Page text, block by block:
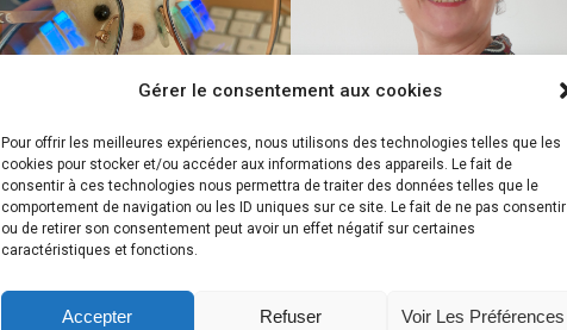
Gérer le consentement aux cookies
Pour offrir les meilleures expériences, nous utilisons des technologies telles que les
cookies pour stocker et/ou accéder aux informations des appareils. Le fait de
consentir à ces technologies nous permettra de traiter des données telles que le
comportement de navigation ou les ID uniques sur ce site. Le fait de ne pas consentir
ou de retirer son consentement peut avoir un effet négatif sur certaines
caractéristiques et fonctions.
Accepter Refuser Voir Les Préférences
Laurence Voeltzel Katia Barret